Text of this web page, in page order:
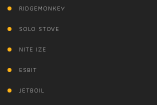
RIDGEMONKEY
SOLO STOVE
NITE IZE
ESBIT
JETBOIL